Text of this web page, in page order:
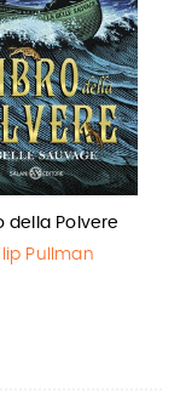
della Polvere
Pullman